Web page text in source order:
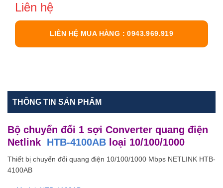
Liên hệ
LIÊN HỆ MUA HÀNG : 0943.969.919
THÔNG TIN SẢN PHẨM
Bộ chuyển đổi 1 sợi Converter quang điện
Netlink HTB-4100AB loại 10/100/1000
Thiết bị chuyển đổi quang điện 10/100/1000 Mbps NETLINK HTB-
4100AB